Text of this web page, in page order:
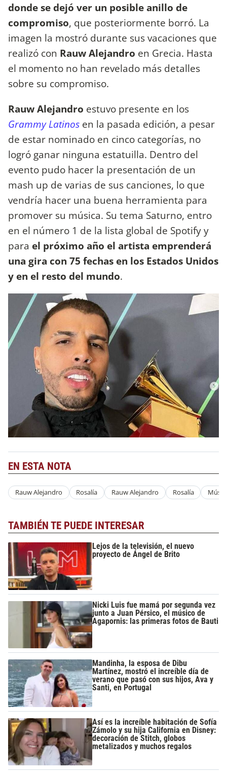
donde se dejó ver un posible anillo de
compromiso, que posteriormente borró. La
imagen la mostró durante sus vacaciones que
realizó con Rauw Alejandro en Grecia. Hasta
el momento no han revelado más detalles
sobre su compromiso.
Rauw Alejandro estuvo presente en los
Grammy Latinos en la pasada edición, a pesar
de estar nominado en cinco categorías, no
logró ganar ninguna estatuilla. Dentro del
evento pudo hacer la presentación de un
mash up de varias de sus canciones, lo que
vendría hacer una buena herramienta para
promover su música. Su tema Saturno, entro
en el número 1 de la lista global de Spotify y
para el próximo año el artista emprenderá
una gira con 75 fechas en los Estados Unidos
y en el resto del mundo.
EN ESTA NOTA
Rauw Alejandro Rosalía Rauw Alejandro Rosalía
TAMBIÉN TE PUEDE INTERESAR
Lejos de la televisión, el nuevo
proyecto de Ángel de Brito
Nicki Luis fue mamá por segunda vez
junto a Juan Pérsico, el músico de
Agapornis: las primeras fotos de Bauti
Mandinha, la esposa de Dibu
Martínez, mostró el increíble día de
verano que pasó con sus hijos, Ava y
Santi, en Portugal
Así es la increíble habitación de Sofía
Zámolo y su hija California en Disney:
decoración de Stitch, globos
metalizados y muchos regalos